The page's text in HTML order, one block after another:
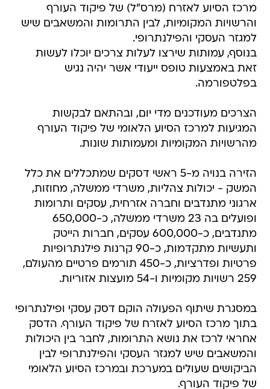
מרכז הסיוע לאזרח (מרס"ל) של פיקוד העורף
והרשויות המקומיות, לבין התרומות והמשאבים שיש
למגזר העסקי והפילנתרופי.
בנוסף, עמותות שירצו לעלות צרכים יוכלו לעשות
זאת באמצעות טופס ייעודי אשר יהיה נגיש
בפלטפורמה.
הצרכים מעודכנים מדי יום, ובהתאם לבקשות
המגיעות למרכז הסיוע הלאומי של פיקוד העורף
מהרשויות המקומיות ומעמותות שונות.
הזירה בנויה מ-5 ראשי דסקים שמתכללים את כלל
המשק - יכולות צהליות, משרדי ממשלה, מחוזות,
ארגוני מתנדבים וחברה אזרחית, עסקים ותרומות
ופועלים בה 23 משרדי ממשלה, כ-650,000
מתנדבים, כ-600,000 עסקים, חברות הייטק
ותעשיות מתקדמות, כ-90 קרנות פילנתרופיות
פרטיות ופדרציות, כ-450 תורמים פרטיים מהעולם,
259 רשויות מקומיות ו-54 מועצות אזוריות.
במסגרת שיתוף הפעולה הוקם דסק עסקי ופילנתרופי
בתוך מרכז הסיוע לאזרח של פיקוד העורף. הדסק
אחראי לרכז את נושא התרומות, לחבר בין היכולות
והמשאבים שיש למגזר העסקי והפילנתרופי לבין
הביקושים שעולים במערכת ובמרכז הסיוע הלאומי
של פיקוד העורף.